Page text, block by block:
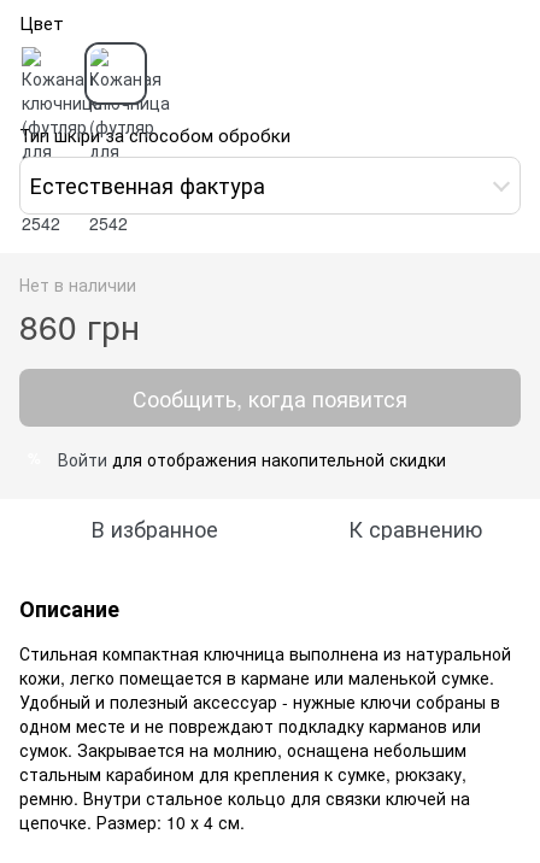
Цвет
Тип шкіри за способом обробки
Естественная фактура
Нет в наличии
860 грн
Сообщить, когда появится
Войти для отображения накопительной скидки
В избранное К сравнению
Описание
Стильная компактная ключница выполнена из натуральной
кожи, легко помещается в кармане или маленькой сумке.
Удобный и полезный аксессуар - нужные ключи собраны в
одном месте и не повреждают подкладку карманов или
сумок. Закрывается на молнию, оснащена небольшим
стальным карабином для крепления к сумке, рюкзаку,
ремню. Внутри стальное кольцо для связки ключей на
цепочке. Размер: 10 х 4 см.